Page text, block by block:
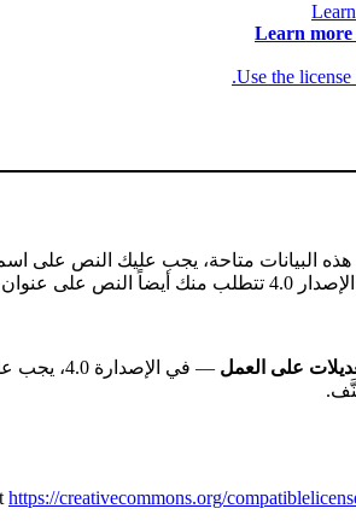
Learn
Use the
البيانات متاحة، يجب عليك النص على
اختلافات طفيفة أخرى.
على العمل
https://creativecommons.org/